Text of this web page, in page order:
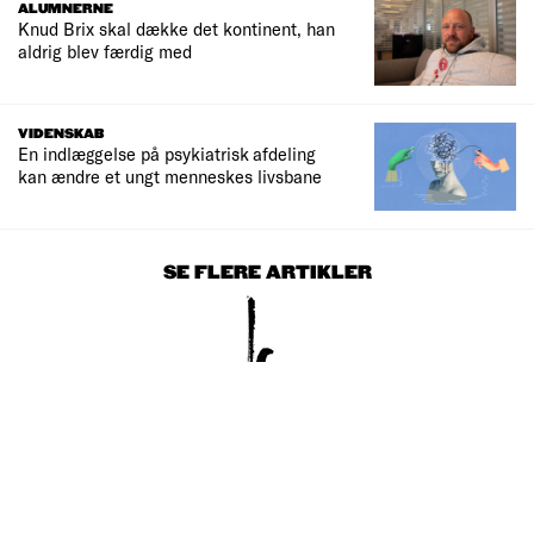
ALUMNERNE
Knud Brix skal dække det kontinent, han
aldrig blev færdig med
VIDENSKAB
En indlæggelse på psykiatrisk afdeling
kan ændre et ungt menneskes livsbane
SE FLERE ARTIKLER